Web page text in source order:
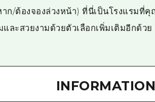
ก/ต้องจองล่วงหน้า) ที่นี่เป็นโรงแรมที่
และสวยงามด้วยตัวเลือกเพิ่มเติมอีกด้วย
INFORMATION